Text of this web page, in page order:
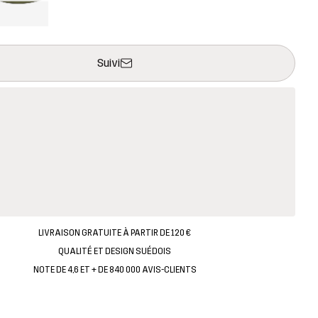
Suivi
une fenêtre modale confirmant un nouvel article dans le
LIVRAISON GRATUITE À PARTIR DE 120 €
QUALITÉ ET DESIGN SUÉDOIS
NOTE DE 4,6 ET + DE 840 000 AVIS-CLIENTS